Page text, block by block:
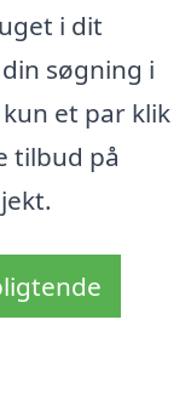
i dit
søgning i
et par klik
tilbud på